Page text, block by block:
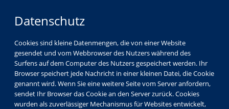
Datenschutz
Cookies sind kleine Datenmengen, die von einer Website
gesendet und vom Webbrowser des Nutzers während des
Surfens auf dem Computer des Nutzers gespeichert werden. Ihr
Browser speichert jede Nachricht in einer kleinen Datei, die Cookie
genannt wird. Wenn Sie eine weitere Seite vom Server anfordern,
sendet Ihr Browser das Cookie an den Server zurück. Cookies
wurden als zuverlässiger Mechanismus für Websites entwickelt,
Über uns Dozenten Helene Bubrowski